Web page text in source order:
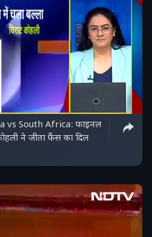
vs South Africa: फाइनल
ने जीता फैंस का दिल